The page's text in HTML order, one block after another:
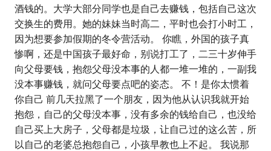
酒钱的。大学大部分同学也是自己去赚钱，包括自己这次
交换生的费用。她的妹妹当时高二，平时也会打小时工，
因为想要参加假期的冬令营活动。 你瞧，外国的孩子真
惨啊，还是中国孩子最好命，别说打工了，二三十岁伸手
向父母要钱，抱怨父母没本事的人都一堆一堆的，一副我
没本事赚钱，就问父母要点吧的姿态。 不！是你太惯着
你自己 前几天拉黑了一个朋友，因为他从认识我就开始
抱怨，自己的父母没本事，没有多余的钱给自己，也没给
自己买上大房子，父母都是垃圾，让自己过的这么苦，所
以自己的老婆总抱怨自己，小孩早教也上不起。 我说那